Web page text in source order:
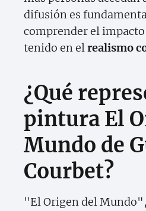
difusión es
comprender el
tenido en elrealismo
¿Qué
pintura El
Mundo de
Courbet?
"El Origen del